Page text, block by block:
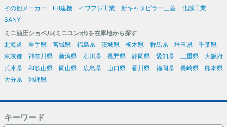
その他メーカー
IHI建機 イワフジ工業 新キャタピラー三菱
北越工業
SANY
ミニ油圧ショベル(ミニユンボ)を在庫地から探す
北海道
岩手県 宮城県 福島県 茨城県 栃木県 群馬県 埼玉県
千葉県
東京都
神奈川県 新潟県 石川県 長野県 静岡県 愛知県 三重県
大阪府
兵庫県
和歌山県 岡山県 広島県 山口県 香川県 福岡県 長崎県
熊本県
大分県
沖縄県
キーワード